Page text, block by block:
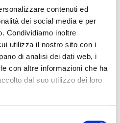
contenuti ed
dei social media e per
Condividiamo inoltre
utilizza il nostro sito con i
di analisi dei dati web, i
con altre informazioni che ha
dal suo utilizzo dei loro
di Pietro Cataldi
in parti che scandiscono il
dalle origini al presente.
sono caratterizzati da
che consente di
importanti per inquadrare
Ilpaesaggio della
rapida ma esauriente
e generi letterari e
periodo. Questi capitoli
possibile alla lettura